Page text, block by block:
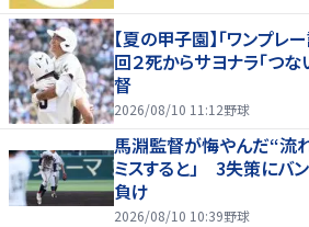
【夏の甲子園】「ワンプレ
回２死からサヨナラ「つ
督
2026/08/10 11:12野球
馬淵監督が悔やんだ“流
ミスすると」 3失策にバ
負け
2026/08/10 10:39野球